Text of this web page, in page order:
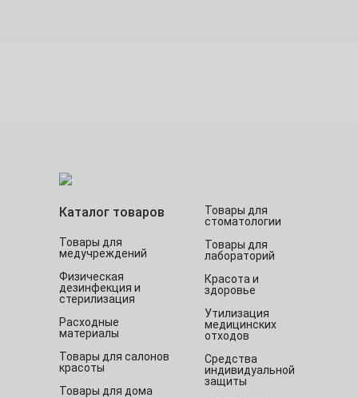
Каталог товаров
Товары для
медучреждений
Физическая
дезинфекция и
стерилизация
Расходные
материалы
Товары для салонов
красоты
Товары для дома
Товары для
стоматологии
Товары для
лабораторий
Красота и
здоровье
Утилизация
медицинских
отходов
Средства
индивидуальной
защиты